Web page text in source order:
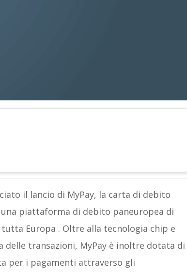
il lancio di MyPay, la carta di debito
piattaforma di debito paneuropea di
Europa . Oltre alla tecnologia chip e
delle transazioni, MyPay è inoltre dotata di
per i pagamenti attraverso gli
M
Mypay
B
Banche